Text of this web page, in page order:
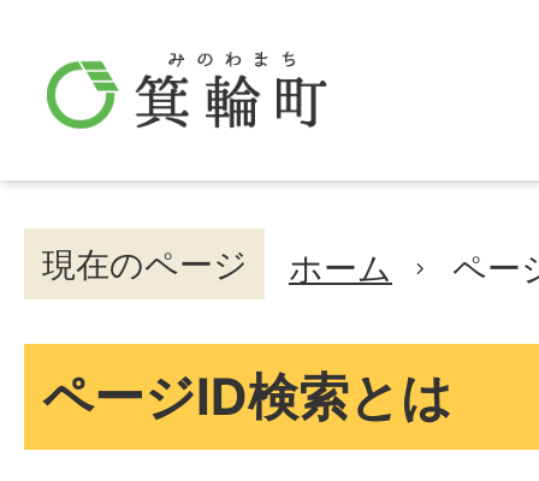
現在のページ ホーム ペー
ページID検索とは